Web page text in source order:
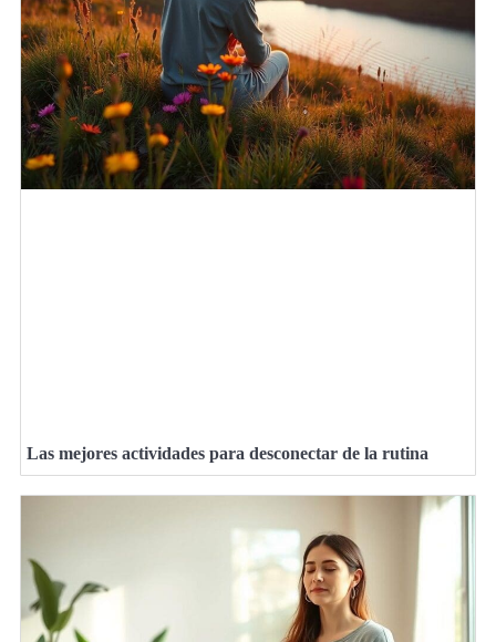
Las mejores actividades para desconectar de la rutina